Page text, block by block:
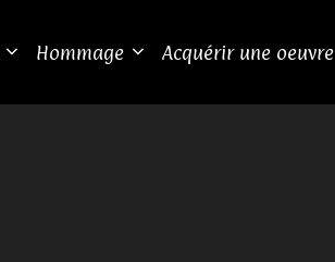
Hommage Acquérir une oeuvre